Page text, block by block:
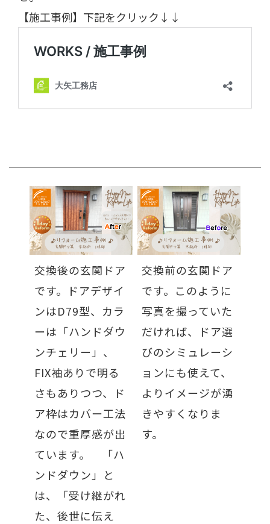
【施工事例】下記をクリック↓↓
交換後の玄関ドア
です。ドアデザイ
ンはD79型、カラ
ーは「ハンドダウ
ンチェリー」、
FIX袖ありで明る
さもありつつ、ド
ア枠はカバー工法
なので重厚感が出
ています。 「ハ
ンドダウン」と
は、「受け継がれ
た、後世に伝え
交換前の玄関ドア
です。このように
写真を撮っていた
だければ、ドア選
びのシミュレーシ
ョンにも使えて、
よりイメージが湧
きやすくなりま
す。